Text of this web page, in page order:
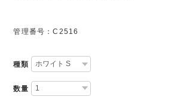
管理番号：C2516
種類
数量